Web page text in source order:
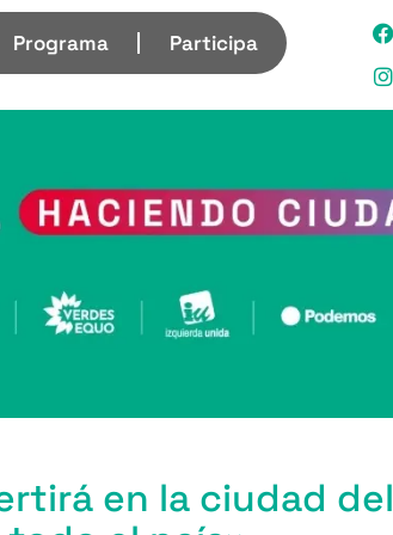
Programa Participa
en la ciudad del